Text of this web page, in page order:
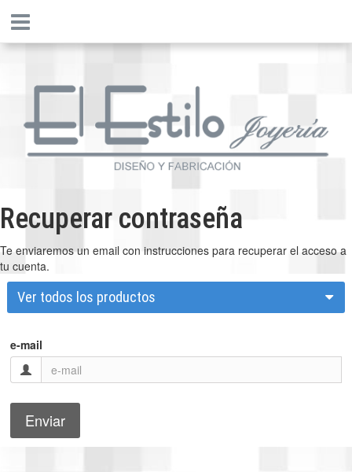
Recuperar contraseña
Te enviaremos un email con instrucciones para recuperar el acceso a
tu cuenta.
Ver todos los productos
e-mail